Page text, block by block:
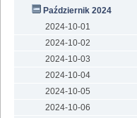
Październik 2024
2024-10-01
2024-10-02
2024-10-03
2024-10-04
2024-10-05
2024-10-06